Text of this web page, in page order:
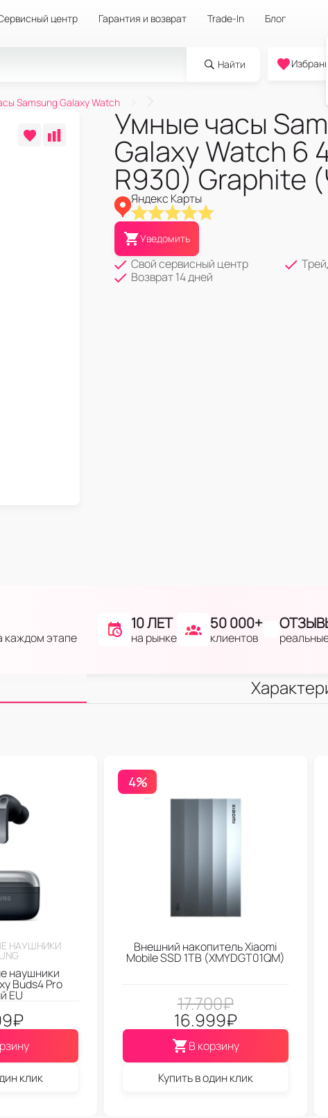
центр Гарантия и возврат Trade-In Блог
Найти
Samsung Galaxy Watch
Умные часы
Galaxy Watch 6
R930) Graphite
Яндекс Карты
Уведомить
Свой сервисный центр
Возврат 14 дней
каждом этапе
10 ЛЕТ
на рынке
50 000+
клиентов
НАУШНИКИ
наушники
Buds4 Pro
EU
₽
клик
4%
Внешний накопитель Xiaomi
Mobile SSD 1TB (XMYDGT01QM)
17.700₽
16.999₽
В корзину
Купить в один клик